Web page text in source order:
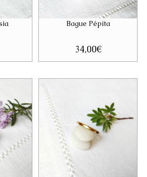
Bague Pépita
34,00€